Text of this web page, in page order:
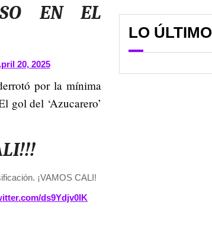
EN EL
20, 2025
por la mínima
gol del ‘Azucarero’
¡VAMOS CALI!
ds9Ydjv0IK
LO ÚLTIMO